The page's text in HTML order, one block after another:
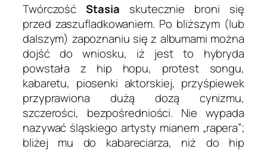
TwórczośćStasia skutecznie broni się
przed zaszufladkowaniem. Po bliższym (lub
dalszym) zapoznaniu się z albumami można
dojść do wniosku, iż jest to hybryda
powstała z hip hopu, protest songu,
kabaretu, piosenki aktorskiej, przyśpiewek
przyprawiona dużą dozą cynizmu,
szczerości, bezpośredniości. Nie wypada
nazywać śląskiego artysty mianem „rapera”;
bliżej mu do kabareciarza, niż do hip